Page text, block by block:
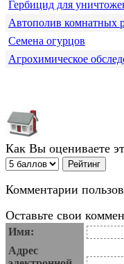
Гербицид для
Автополив комнатных
Семена огурцов
Агрохимическое
Как Вы оцениваете
Комментарии
Оставьте свои
Имя:
Адрес